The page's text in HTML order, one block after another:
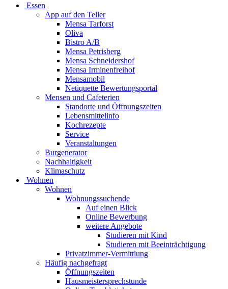
Essen
App auf den Teller
Mensa Tarforst
Oliva
Bistro A/B
Mensa Petrisberg
Mensa Schneidershof
Mensa Irminenfreihof
Mensamobil
Netiquette Bewertungsportal
Mensen und Cafeterien
Standorte und Öffnungszeiten
Lebensmittelinfo
Kochrezepte
Service
Veranstaltungen
Burgenerator
Nachhaltigkeit
Klimaschutz
Wohnen
Wohnen
Wohnungssuchende
Auf einen Blick
Online Bewerbung
weitere Angebote
Studieren mit Kind
Studieren mit Beeinträchtigung
Privatzimmer-Vermittlung
Häufig nachgefragt
Öffnungszeiten
Hausmeistersprechstunde